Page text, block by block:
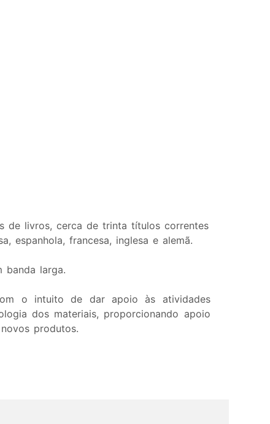
de livros, cerca de trinta títulos correntes
espanhola, francesa, inglesa e alemã.
banda larga.
o intuito de dar apoio às atividades
dos materiais, proporcionando apoio
produtos.